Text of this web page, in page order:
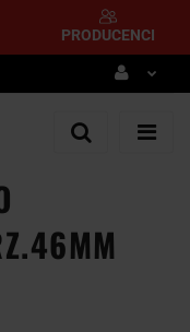
PRODUCENCI
Zaloguj się